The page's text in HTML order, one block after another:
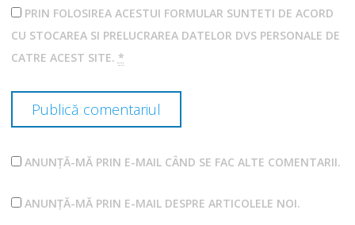
PRIN FOLOSIREA ACESTUI FORMULAR SUNTETI DE ACORD
CU STOCAREA SI PRELUCRAREA DATELOR DVS PERSONALE DE
CATRE ACEST SITE. *
ANUNȚĂ-MĂ PRIN E-MAIL CÂND SE FAC ALTE COMENTARII.
ANUNȚĂ-MĂ PRIN E-MAIL DESPRE ARTICOLELE NOI.